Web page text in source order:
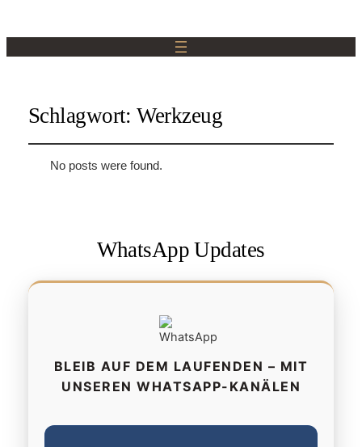
Schlagwort:Werkzeug
No posts were found.
WhatsApp Updates
BLEIB AUF DEM LAUFENDEN – MIT
UNSEREN WHATSAPP-KANÄLEN